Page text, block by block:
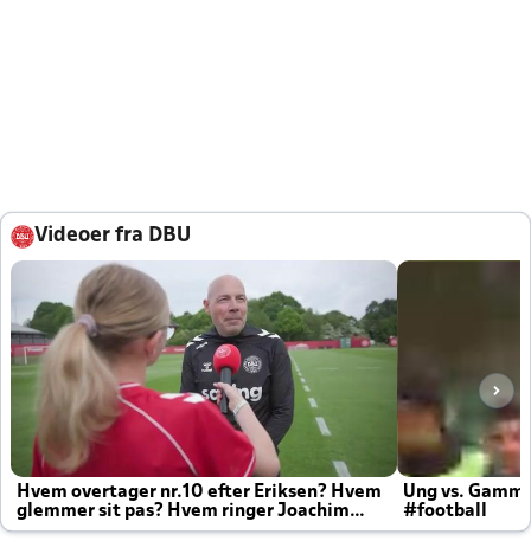
Videoer fra DBU
Hvem overtager nr.10 efter Eriksen? Hvem
glemmer sit pas? Hvem ringer Joachim
altid til efter kampe?
Ung vs.
#football